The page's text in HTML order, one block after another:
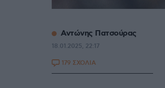
Αντώνης Πατσούρας
18.01.2025, 22:17
179 ΣΧΟΛΙΑ